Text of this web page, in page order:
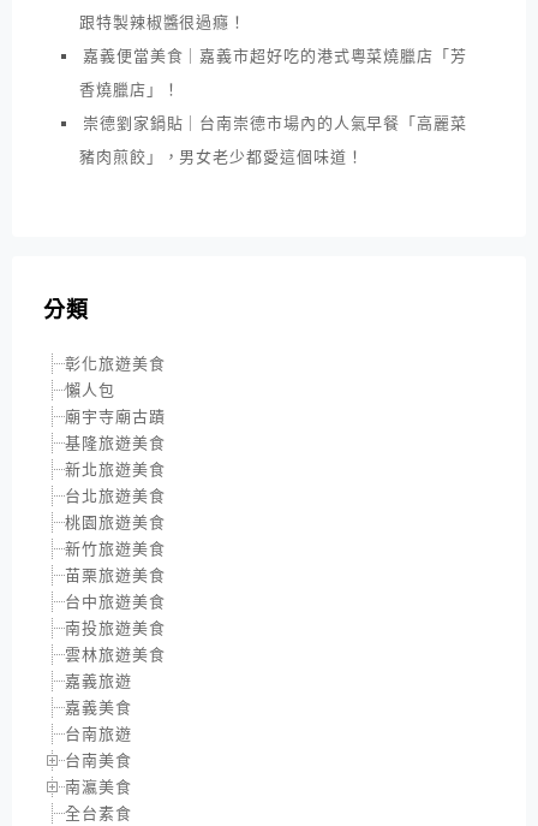
跟特製辣椒醬很過癮！
嘉義便當美食｜嘉義市超好吃的港式粵菜燒臘店「芳
香燒臘店」！
崇德劉家鍋貼｜台南崇德市場內的人氣早餐「高麗菜
豬肉煎餃」，男女老少都愛這個味道！
分類
彰化旅遊美食
懶人包
廟宇寺廟古蹟
基隆旅遊美食
新北旅遊美食
台北旅遊美食
桃園旅遊美食
新竹旅遊美食
苗栗旅遊美食
台中旅遊美食
南投旅遊美食
雲林旅遊美食
嘉義旅遊
嘉義美食
台南旅遊
台南美食
南瀛美食
全台素食